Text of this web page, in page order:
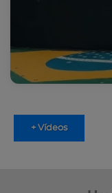
+ Vídeos